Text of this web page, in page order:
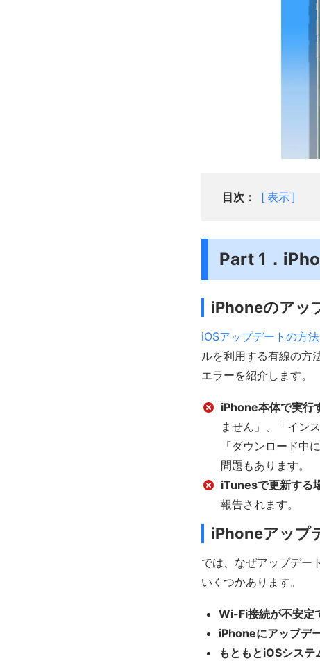
目次： 表示
Part 1．
iPhoneのアッ
iOSアップデートの方法
ルを利用する有線の方
エラーを紹介します。
iPhone本体で実行
ません」、「イン
「ダウンロード中
問題もあります。
iTunesで更新する
報告されます。
iPhoneアップ
では、なぜアップデー
いくつかあります。
Wi-Fi接続が不安定
iPhoneにアップデ
もともとiOSシステ